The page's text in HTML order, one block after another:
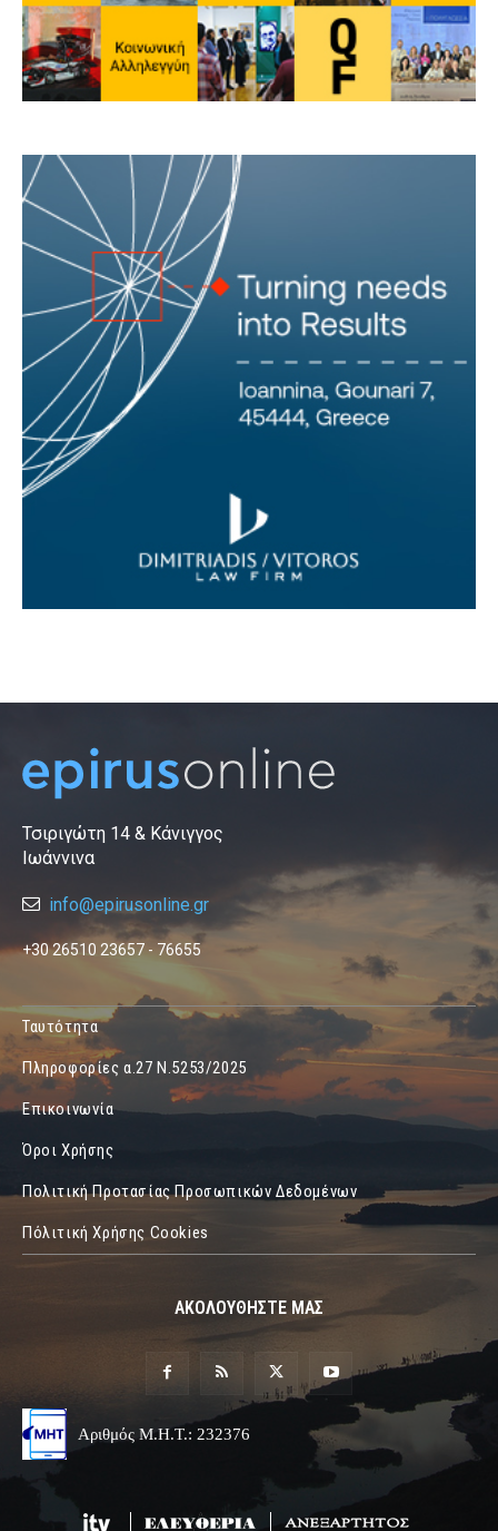
Τσιριγώτη 14 & Κάνιγγος
Ιωάννινα
info@epirusonline.gr
+30 26510 23657 - 76655
Ταυτότητα
Πληροφορίες α.27 Ν.5253/2025
Επικοινωνία
Όροι Χρήσης
Πολιτική Προτασίας Προσωπικών Δεδομένων
Πόλιτική Χρήσης Cookies
ΑΚΟΛΟΥΘΗΣΤΕ ΜΑΣ
Αριθμός Μ.Η.Τ.: 232376